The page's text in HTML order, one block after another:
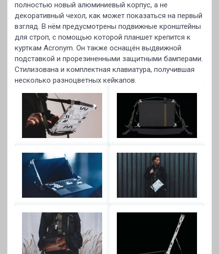
полностью новый алюминиевый корпус, а не
декоративный чехол, как может показаться на первый
взгляд. В нём предусмотрены подвижные кронштейны
для строп, с помощью которой планшет крепится к
курткам Acronym. Он также оснащён выдвижной
подставкой и прорезиненными защитными бамперами.
Стилизована и комплектная клавиатура, получившая
несколько разноцветных кейкапов.